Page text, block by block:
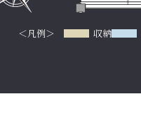
＜凡例＞ 収納